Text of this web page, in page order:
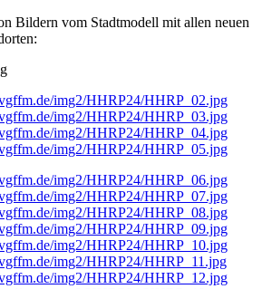
Bildern vom Stadtmodell mit allen neuen